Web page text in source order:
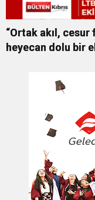
“Ortak akıl,
heyecan dolu bir